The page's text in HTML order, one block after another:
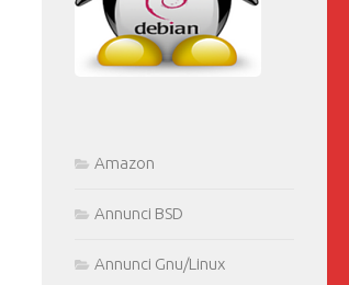
Amazon
Annunci BSD
Annunci Gnu/Linux